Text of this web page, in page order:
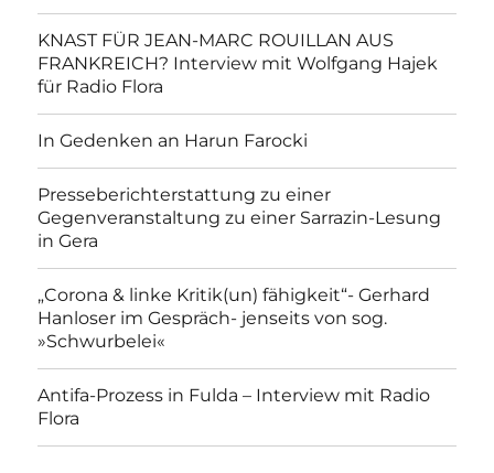
KNAST FÜR JEAN-MARC ROUILLAN AUS
FRANKREICH? Interview mit Wolfgang Hajek
für Radio Flora
In Gedenken an Harun Farocki
Presseberichterstattung zu einer
Gegenveranstaltung zu einer Sarrazin-Lesung
in Gera
„Corona & linke Kritik(un) fähigkeit“- Gerhard
Hanloser im Gespräch- jenseits von sog.
»Schwurbelei«
Antifa-Prozess in Fulda – Interview mit Radio
Flora